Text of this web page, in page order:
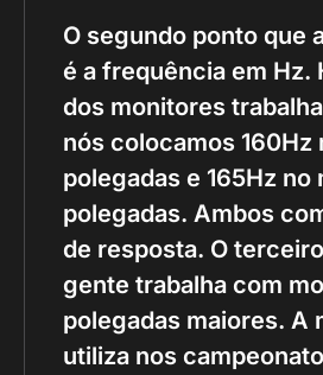
O segundo ponto que
é a frequência em Hz.
dos monitores
nós colocamos 160Hz
polegadas e 165Hz no
polegadas. Ambos
de resposta. O
gente trabalha com
polegadas maiores. A
utiliza nos